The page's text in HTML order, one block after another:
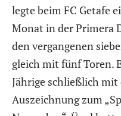
legte beim FC Getafe
Monat in der Primera
den vergangenen
gleich mit fünf Toren.
Jährige schließlich
Auszeichnung zum